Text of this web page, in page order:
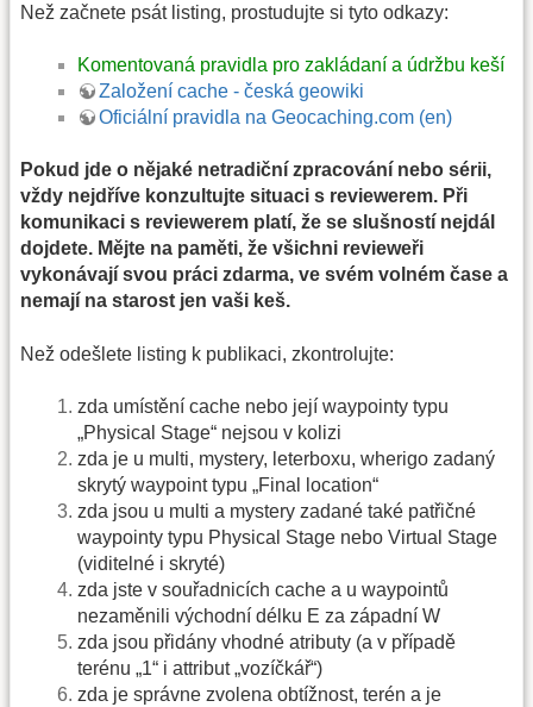
Než začnete psát listing, prostudujte si tyto odkazy:
Komentovaná pravidla pro zakládaní a údržbu keší
Založení cache - česká geowiki
Oficiální pravidla na Geocaching.com (en)
Pokud jde o nějaké netradiční zpracování nebo sérii,
vždy nejdříve konzultujte situaci s reviewerem. Při
komunikaci s reviewerem platí, že se slušností nejdál
dojdete. Mějte na paměti, že všichni revieweři
vykonávají svou práci zdarma, ve svém volném čase a
nemají na starost jen vaši keš.
Než odešlete listing k publikaci, zkontrolujte:
zda umístění cache nebo její waypointy typu
„Physical Stage“ nejsou v kolizi
zda je u multi, mystery, leterboxu, wherigo zadaný
skrytý waypoint typu „Final location“
zda jsou u multi a mystery zadané také patřičné
waypointy typu Physical Stage nebo Virtual Stage
(viditelné i skryté)
zda jste v souřadnicích cache a u waypointů
nezaměnili východní délku E za západní W
zda jsou přidány vhodné atributy (a v případě
terénu „1“ i attribut „vozíčkář“)
zda je správne zvolena obtížnost, terén a je